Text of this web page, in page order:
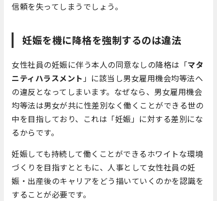
信頼を失ってしまうでしょう。
妊娠を機に降格を強制するのは違法
女性社員の妊娠に伴う本人の同意なしの降格は「マタ
ニティハラスメント」に該当し男女雇用機会均等法へ
の違反となってしまいます。なぜなら、男女雇用機会
均等法は男女が共に性差別なく働くことができる世の
中を目指しており、これは「妊娠」に対する差別にな
るからです。
妊娠しても持続して働くことができるホワイトな環境
づくりを目指すとともに、人事として女性社員の妊
娠・出産後のキャリアをどう描いていくのかを認識を
することが必要です。